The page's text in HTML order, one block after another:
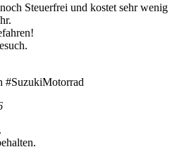
Steuerfrei und kostet sehr wenig
#SuzukiMotorrad